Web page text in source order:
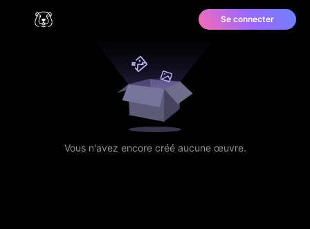
Se connecter
Vous n'avez encore créé aucune œuvre.